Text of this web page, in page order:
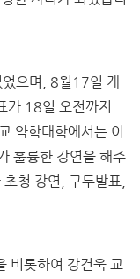
으며, 8월17일 개
가 18일 오전까지
약학대학에서는 이
훌륭한 강연을 해주
청 강연, 구두발표,
비롯하여 강건욱 교